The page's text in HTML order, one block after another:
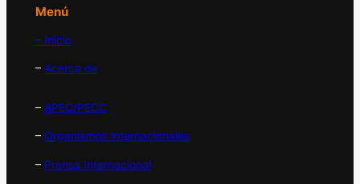
Menú
– Inicio
– Acerca de
– APEC/PECC
– Organismos Internacionales
– Prensa Internacional